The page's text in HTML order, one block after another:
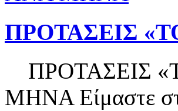
ΠΡΟΤΑΣΕΙΣ
ΠΡΟΤΑΣΕΙΣ
ΜΗΝΑ Είμαστε